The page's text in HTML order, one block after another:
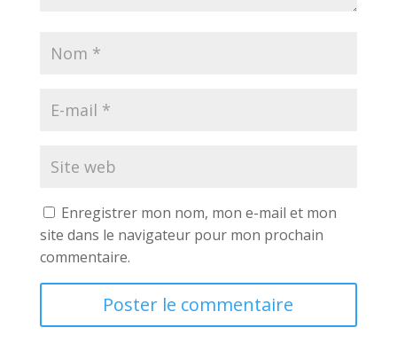
Enregistrer mon nom, mon e-mail et mon
site dans le navigateur pour mon prochain
commentaire.